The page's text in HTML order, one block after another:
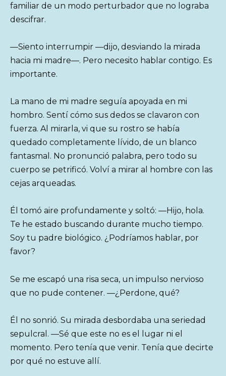
familiar de un modo perturbador que no lograba
descifrar.
—Siento interrumpir —dijo, desviando la mirada
hacia mi madre—. Pero necesito hablar contigo. Es
importante.
La mano de mi madre seguía apoyada en mi
hombro. Sentí cómo sus dedos se clavaron con
fuerza. Al mirarla, vi que su rostro se había
quedado completamente lívido, de un blanco
fantasmal. No pronunció palabra, pero todo su
cuerpo se petrificó. Volví a mirar al hombre con las
cejas arqueadas.
Él tomó aire profundamente y soltó: —Hijo, hola.
Te he estado buscando durante mucho tiempo.
Soy tu padre biológico. ¿Podríamos hablar, por
favor?
Se me escapó una risa seca, un impulso nervioso
que no pude contener. —¿Perdone, qué?
Él no sonrió. Su mirada desbordaba una seriedad
sepulcral. —Sé que este no es el lugar ni el
momento. Pero tenía que venir. Tenía que decirte
por qué no estuve allí.